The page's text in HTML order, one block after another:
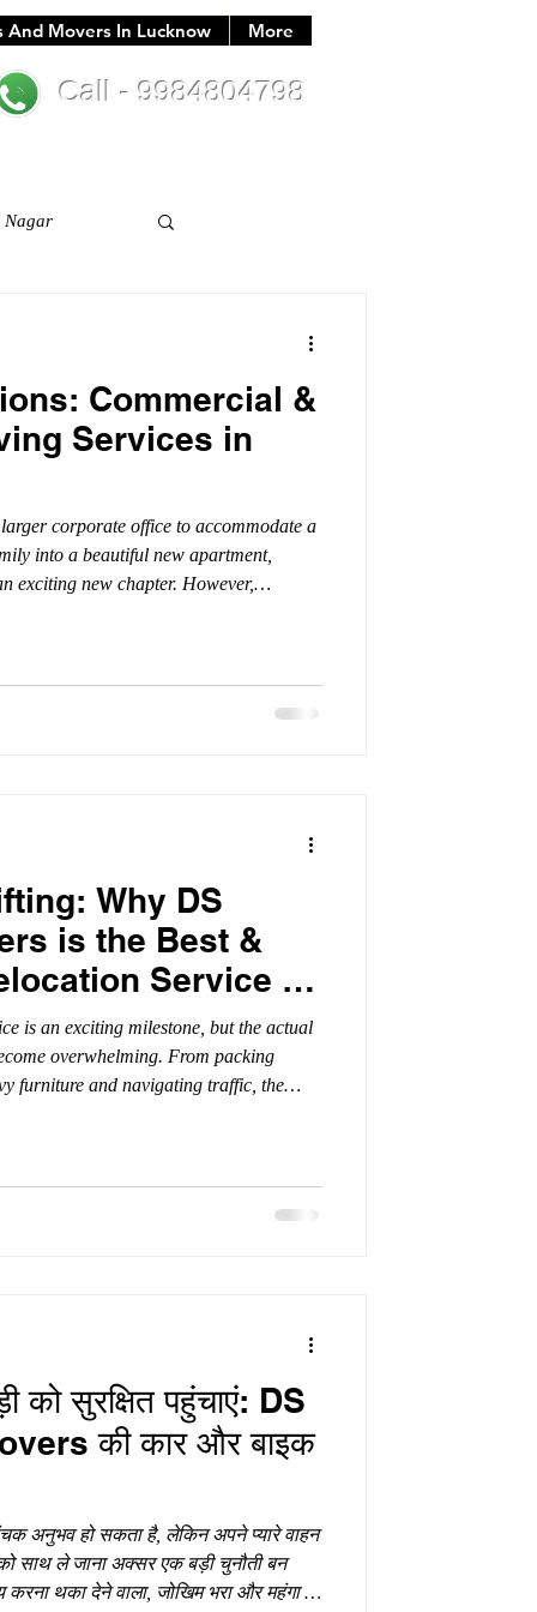
And Movers In Lucknow More
Call - 9984804798
Nagar
Commercial &
Services in
corporate office to accommodate a
into a beautiful new apartment,
exciting new chapter. However,
Why DS
is the Best &
Service in
is an exciting milestone, but the actual
overwhelming. From packing
furniture and navigating traffic, the
को सुरक्षित पहुंचाएं: DS
की कार और बाइक
अनुभव हो सकता है, लेकिन अपने प्यारे वाहन
साथ ले जाना अक्सर एक बड़ी चुनौती बन
करना थका देने वाला, जोखिम भरा और महंगा हो